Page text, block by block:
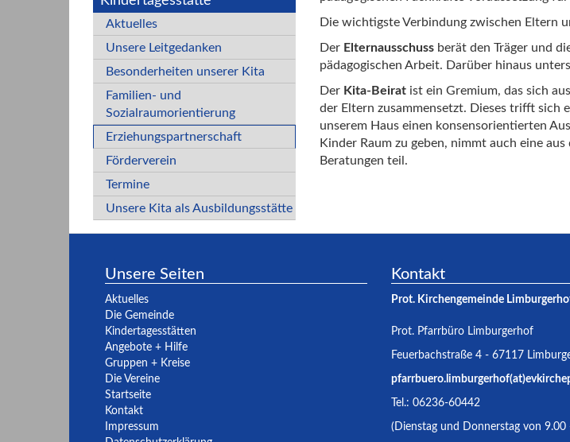
Aktuelles
Unsere Leitgedanken
Besonderheiten unserer Kita
Familien- und
Sozialraumorientierung
Erziehungspartnerschaft
Förderverein
Termine
Unsere Kita als Ausbildungsstätte
Die wichtigste Verbindung zwischen Eltern
Der Elternausschuss berät den Träger und
pädagogischen Arbeit. Darüber hinaus
Der Kita-Beirat ist ein Gremium, das sich
der Eltern zusammensetzt. Dieses trifft sich
unserem Haus einen konsensorientierten
Kinder Raum zu geben, nimmt auch eine
Beratungen teil.
Unsere Seiten
Aktuelles
Die Gemeinde
Kindertagesstätten
Angebote + Hilfe
Gruppen + Kreise
Die Vereine
Startseite
Kontakt
Impressum
Kontakt
Prot. Kirchengemeinde
Prot. Pfarrbüro Limburgerhof
Feuerbachstraße 4 - 67117
Tel.: 06236-60442
(Dienstag und Donnerstag von 9.00